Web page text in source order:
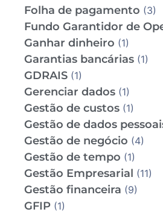
Folha de pagamento (3)
Fundo Garantidor de
Ganhar dinheiro (1)
Garantias bancárias (1)
GDRAIS (1)
Gerenciar dados (1)
Gestão de custos (1)
Gestão de dados
Gestão de negócio (4)
Gestão de tempo (1)
Gestão Empresarial (11)
Gestão financeira (9)
GFIP (1)